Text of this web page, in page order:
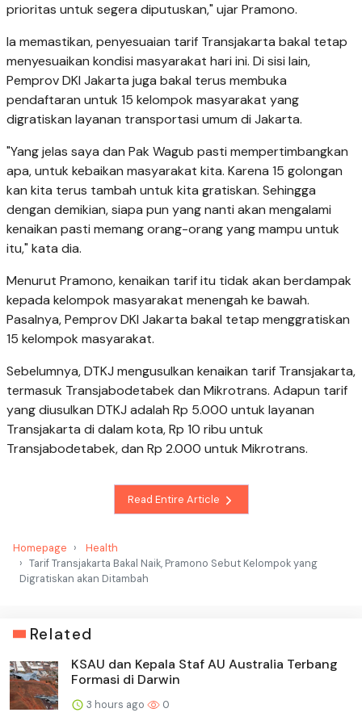
prioritas untuk segera diputuskan," ujar Pramono.
Ia memastikan, penyesuaian tarif Transjakarta bakal tetap
menyesuaikan kondisi masyarakat hari ini. Di sisi lain,
Pemprov DKI Jakarta juga bakal terus membuka
pendaftaran untuk 15 kelompok masyarakat yang
digratiskan layanan transportasi umum di Jakarta.
"Yang jelas saya dan Pak Wagub pasti mempertimbangkan
apa, untuk kebaikan masyarakat kita. Karena 15 golongan
kan kita terus tambah untuk kita gratiskan. Sehingga
dengan demikian, siapa pun yang nanti akan mengalami
kenaikan pasti memang orang-orang yang mampu untuk
itu," kata dia.
Menurut Pramono, kenaikan tarif itu tidak akan berdampak
kepada kelompok masyarakat menengah ke bawah.
Pasalnya, Pemprov DKI Jakarta bakal tetap menggratiskan
15 kelompok masyarakat.
Sebelumnya, DTKJ mengusulkan kenaikan tarif Transjakarta,
termasuk Transjabodetabek dan Mikrotrans. Adapun tarif
yang diusulkan DTKJ adalah Rp 5.000 untuk layanan
Transjakarta di dalam kota, Rp 10 ribu untuk
Transjabodetabek, dan Rp 2.000 untuk Mikrotrans.
Read Entire Article
Homepage
Health
Tarif Transjakarta Bakal Naik, Pramono Sebut Kelompok yang
Digratiskan akan Ditambah
Related
KSAU dan Kepala Staf AU Australia Terbang
Formasi di Darwin
3 hours ago 0